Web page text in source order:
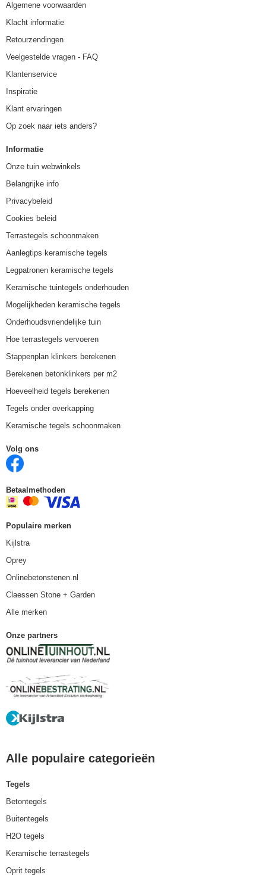
Algemene voorwaarden
Klacht informatie
Retourzendingen
Veelgestelde vragen - FAQ
Klantenservice
Inspiratie
Klant ervaringen
Op zoek naar iets anders?
Informatie
Onze tuin webwinkels
Belangrijke info
Privacybeleid
Cookies beleid
Terrastegels schoonmaken
Aanlegtips keramische tegels
Legpatronen keramische tegels
Keramische tuintegels onderhouden
Mogelijkheden keramische tegels
Onderhoudsvriendelijke tuin
Hoe terrastegels vervoeren
Stappenplan klinkers berekenen
Berekenen betonklinkers per m2
Hoeveelheid tegels berekenen
Tegels onder overkapping
Keramische tegels schoonmaken
Volg ons
Betaalmethoden
Populaire merken
Kijlstra
Oprey
Onlinebetonstenen.nl
Claessen Stone + Garden
Alle merken
Onze partners
Alle populaire categorieën
Tegels
Betontegels
Buitentegels
H2O tegels
Keramische terrastegels
Oprit tegels